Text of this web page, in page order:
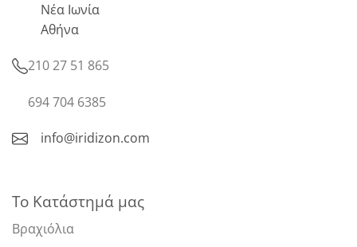
Νέα Ιωνία
Αθήνα
210 27 51 865
694 704 6385
info@iridizon.com
Το Κατάστημά μας
Βραχιόλια